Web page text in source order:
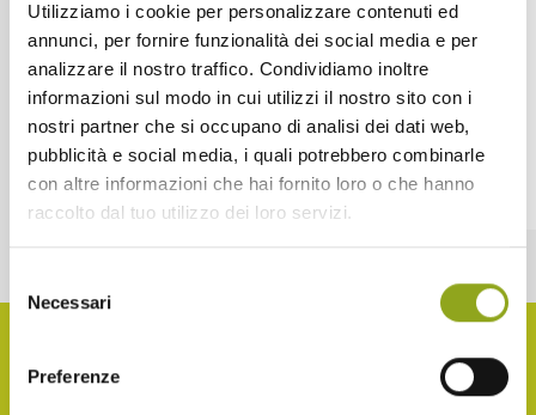
Utilizziamo i cookie per personalizzare contenuti ed
annunci, per fornire funzionalità dei social media e per
analizzare il nostro traffico. Condividiamo inoltre
informazioni sul modo in cui utilizzi il nostro sito con i
nostri partner che si occupano di analisi dei dati web,
pubblicità e social media, i quali potrebbero combinarle
con altre informazioni che hai fornito loro o che hanno
raccolto dal tuo utilizzo dei loro servizi.
delNecessari
Preferenze
Quando è prevista la
consegna del progetto
Inspire UpTown?
PRENOTA UN APPUNTAMENTO